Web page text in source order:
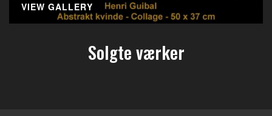
VIEW GALLERY
Solgte værker